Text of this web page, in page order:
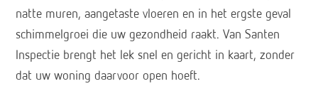
natte muren, aangetaste vloeren en in het ergste geval
schimmelgroei die uw gezondheid raakt. Van Santen
Inspectie brengt het lek snel en gericht in kaart, zonder
dat uw woning daarvoor open hoeft.